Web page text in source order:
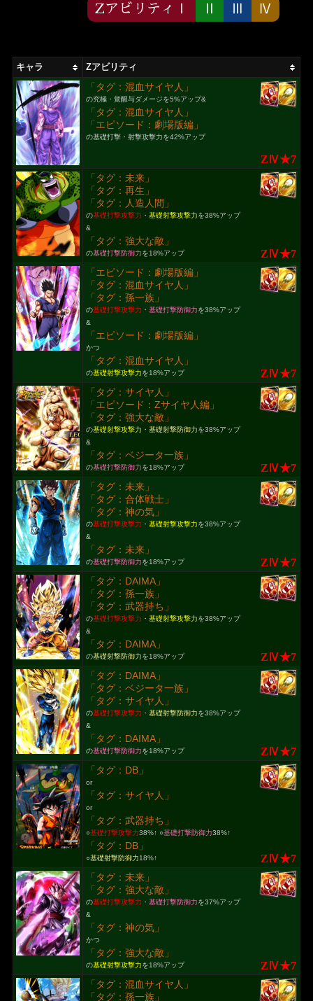
ZアビリティⅠ Ⅱ Ⅲ Ⅳ
キャラ Zアビリティ
「タグ：混血サイヤ人」
の究極・覚醒与ダメージを5%アップ&
「タグ：混血サイヤ人」
「エピソード：劇場版編」
の基礎打撃・射撃攻撃力を42%アップ
ZⅣ★7
「タグ：未来」
「タグ：再生」
「タグ：人造人間」
の基礎打撃攻撃力 ・ 基礎射撃攻撃力を38%アップ
&
「タグ：強大な敵」
の基礎打撃防御力を18%アップ ZⅣ★7
「エピソード：劇場版編」
「タグ：混血サイヤ人」
「タグ：孫一族」
の基礎打撃攻撃力 ・ 基礎打撃防御力を38%アップ
&
「エピソード：劇場版編」
かつ
「タグ：混血サイヤ人」
の基礎射撃攻撃力を18%アップ ZⅣ★7
「タグ：サイヤ人」
「エピソード：Zサイヤ人編」
「タグ：強大な敵」
の基礎射撃攻撃力 ・ 基礎射撃防御力を38%アップ
&
「タグ：ベジータ一族」
の基礎打撃防御力を18%アップ ZⅣ★7
「タグ：未来」
「タグ：合体戦士」
「タグ：神の気」
の基礎打撃攻撃力 ・ 基礎射撃攻撃力を38%アップ
&
「タグ：未来」
の基礎打撃防御力を18%アップ ZⅣ★7
「タグ：DAIMA」
「タグ：孫一族」
「タグ：武器持ち」
の基礎打撃攻撃力 ・ 基礎射撃攻撃力を38%アップ
&
「タグ：DAIMA」
の基礎射撃防御力を18%アップ ZⅣ★7
「タグ：DAIMA」
「タグ：ベジータ一族」
「タグ：サイヤ人」
の基礎打撃攻撃力 ・ 基礎射撃防御力を38%アップ
&
「タグ：DAIMA」
の基礎打撃防御力を18%アップ ZⅣ★7
「タグ：DB」
or
「タグ：サイヤ人」
or
「タグ：武器持ち」
○基礎打撃攻撃力38%↑ ○基礎打撃防御力38%↑
「タグ：DB」
○基礎射撃防御力18%↑ ZⅣ★7
「タグ：未来」
「タグ：強大な敵」
の基礎打撃攻撃力 ・ 基礎打撃防御力を37%アップ
&
「タグ：神の気」
かつ
「タグ：強大な敵」
の基礎射撃攻撃力を18%アップ ZⅣ★7
「タグ：混血サイヤ人」
「タグ：孫一族」